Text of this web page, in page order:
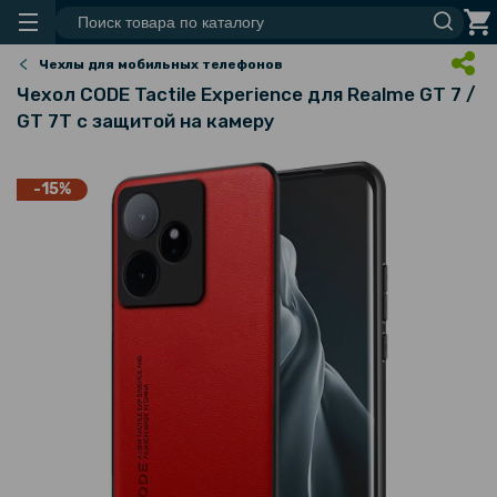
Чехлы для мобильных телефонов
Чехол CODE Tactile Experience для Realme GT 7 /
GT 7T с защитой на камеру
-15%